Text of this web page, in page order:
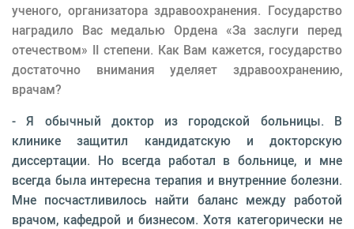
ученого, организатора здравоохранения. Государство
наградило Вас медалью Ордена «За заслуги перед
отечеством» II степени. Как Вам кажется, государство
достаточно внимания уделяет здравоохранению,
врачам?
- Я обычный доктор из городской больницы. В
клинике защитил кандидатскую и докторскую
диссертации. Но всегда работал в больнице, и мне
всегда была интересна терапия и внутренние болезни.
Мне посчастливилось найти баланс между работой
врачом, кафедрой и бизнесом. Хотя категорически не